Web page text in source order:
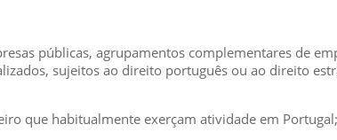
públicas, agrupamentos complementares de
sujeitos ao direito português ou ao direito
que habitualmente exerçam atividade em Portugal;